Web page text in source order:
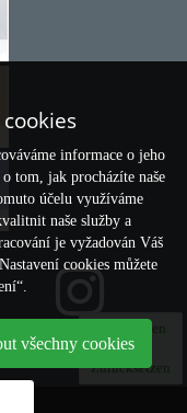
Vergleichen
0
Zurücksetzen
informace o jeho
tom, jak procházíte naše
účelu využíváme
naše služby a
je vyžadován Váš
cookies můžete
všechny cookies